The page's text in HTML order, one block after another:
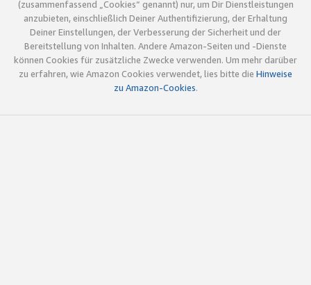
(zusammenfassend „Cookies“ genannt) nur, um Dir Dienstleistungen
anzubieten, einschließlich Deiner Authentifizierung, der Erhaltung
Deiner Einstellungen, der Verbesserung der Sicherheit und der
Bereitstellung von Inhalten. Andere Amazon-Seiten und -Dienste
können Cookies für zusätzliche Zwecke verwenden. Um mehr darüber
zu erfahren, wie Amazon Cookies verwendet, lies bitte die Hinweise
zu Amazon-Cookies.